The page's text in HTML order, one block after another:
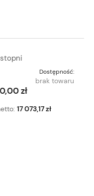
Dostępność:
brak towaru
zł
17 073,17 zł